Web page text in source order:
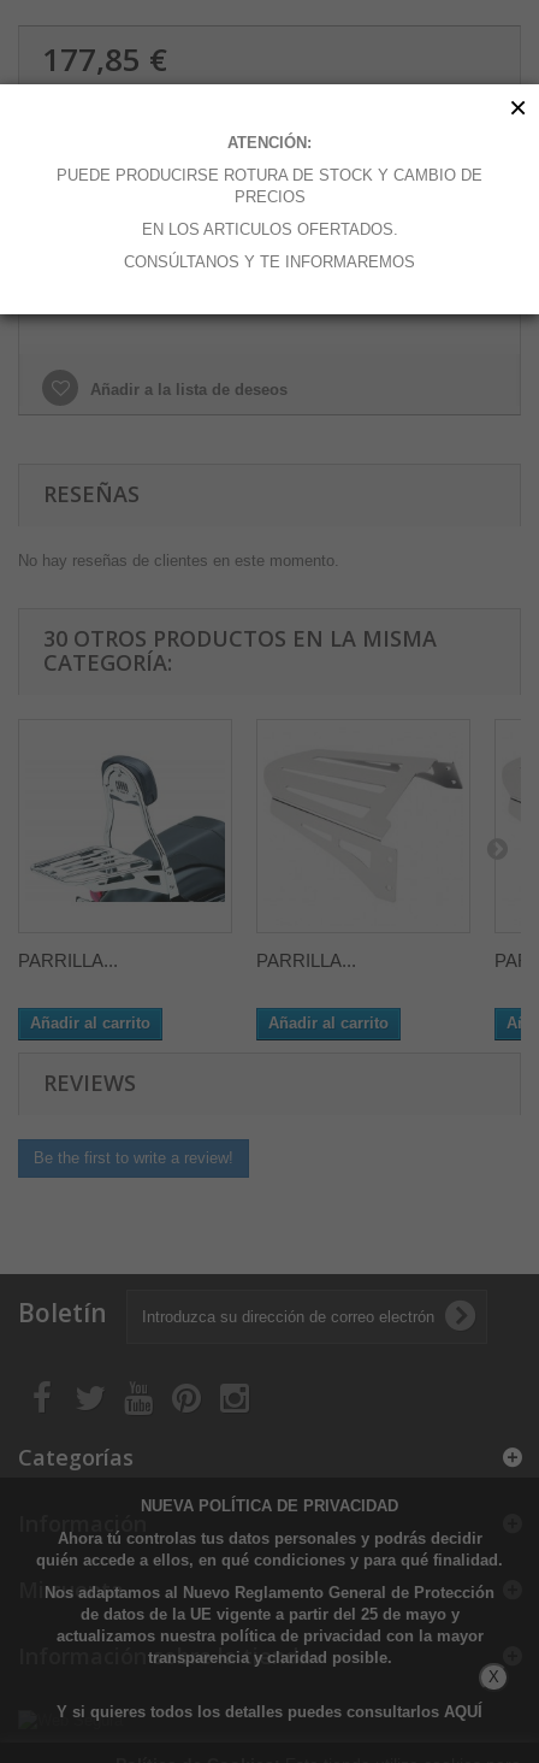
177,85 €
Añadir a la lista de deseos
RESEÑAS
No hay reseñas de clientes en este momento.
30 OTROS PRODUCTOS EN LA MISMA
CATEGORÍA:
PARRILLA...
Añadir al carrito
PARRILLA...
Añadir al carrito
REVIEWS
Be the first to write a review!
Boletín
Categorías
Información
Mi cuenta
Información sobre la tienda
NUEVA POLÍTICA DE PRIVACIDAD
Ahora tú controlas tus datos personales y podrás decidir
quién accede a ellos, en qué condiciones y para qué finalidad.
Nos adaptamos al Nuevo Reglamento General de Protección
de datos de la UE vigente a partir del 25 de mayo y
actualizamos nuestra política de privacidad con la mayor
transparencia y claridad posible.
Y si quieres todos los detalles puedes consultarlos AQUÍ
X
ATENCIÓN:
PUEDE PRODUCIRSE ROTURA DE STOCK Y CAMBIO DE
PRECIOS
EN LOS ARTICULOS OFERTADOS.
CONSÚLTANOS Y TE INFORMAREMOS
×